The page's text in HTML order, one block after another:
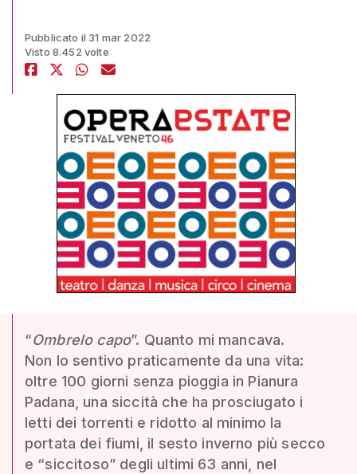
Pubblicato il 31 mar 2022
Visto 8.452 volte
“Ombrelo capo”. Quanto mi mancava.
Non lo sentivo praticamente da una vita:
oltre 100 giorni senza pioggia in Pianura
Padana, una siccità che ha prosciugato i
letti dei torrenti e ridotto al minimo la
portata dei fiumi, il sesto inverno più secco
e “siccitoso” degli ultimi 63 anni, nel